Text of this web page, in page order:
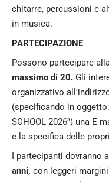
chitarre, percussioni e
in musica.
PARTECIPAZIONE
Possono partecipare
massimo di 20. Gli
organizzativo
(specificando in oggetto:
SCHOOL 2026”) una E
e la specifica delle
I partecipanti dovranno
anni, con leggeri